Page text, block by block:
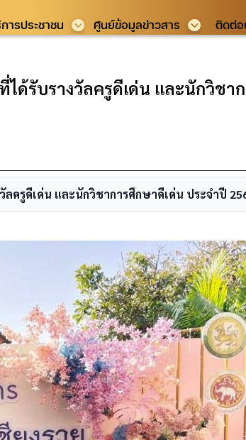
ารประชาชน ศูนย์ข้อมูลข่าวสาร ติดต่อ
รับรางวัลครูดีเด่น และนักวิชา
ครูดีเด่น และนักวิชาการศึกษาดีเด่น ประจำปี